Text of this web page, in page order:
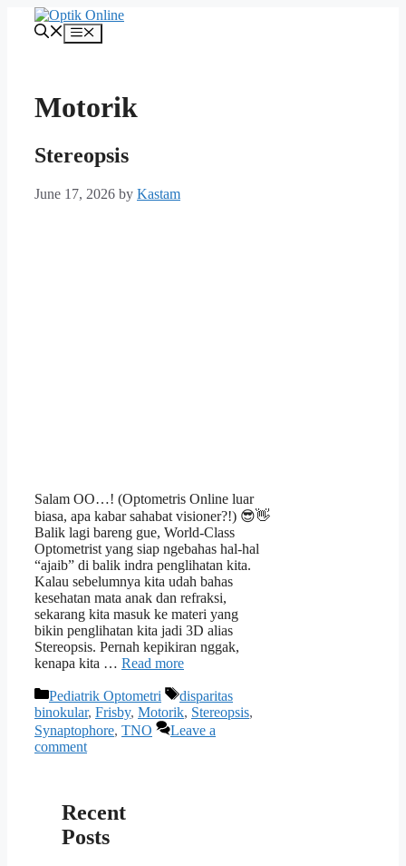
Menu
Motorik
Stereopsis
June 17, 2026 by Kastam
Salam OO…! (Optometris Online luar
biasa, apa kabar sahabat visioner?!) 😎👋
Balik lagi bareng gue, World-Class
Optometrist yang siap ngebahas hal-hal
“ajaib” di balik indra penglihatan kita.
Kalau sebelumnya kita udah bahas
kesehatan mata anak dan refraksi,
sekarang kita masuk ke materi yang
bikin penglihatan kita jadi 3D alias
Stereopsis. Pernah kepikiran nggak,
kenapa kita … Read more
Categories
Pediatrik Optometri Tags
disparitas
binokular, Frisby, Motorik, Stereopsis,
Synaptophore, TNO
Leave a
comment
Recent
Posts